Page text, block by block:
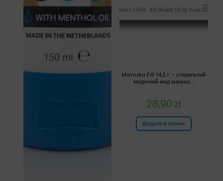
Manuka Fill 14,2 г – стерильний
медичний мед манука ...
28,90 zł
Додати в кошик